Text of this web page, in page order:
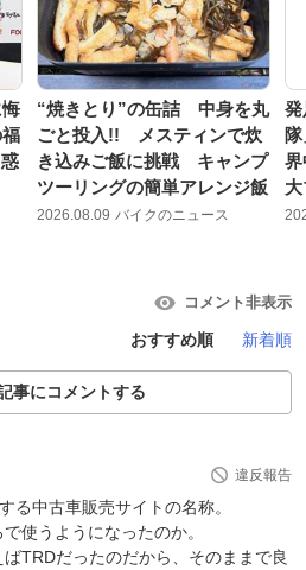
“焼きとり”の缶詰 中身を丸
ごと投入!! メスティンで炊
き込みご飯に挑戦 キャンプ
ツーリングの簡単アレンジ飯
2026.08.09 バイクのニュース
発
コメント非表示
おすすめ順 新着順
事にコメントする
違反報告
る中古車販売サイトの名称。
使うようになったのか。
TRDだったのだから、そのままで良